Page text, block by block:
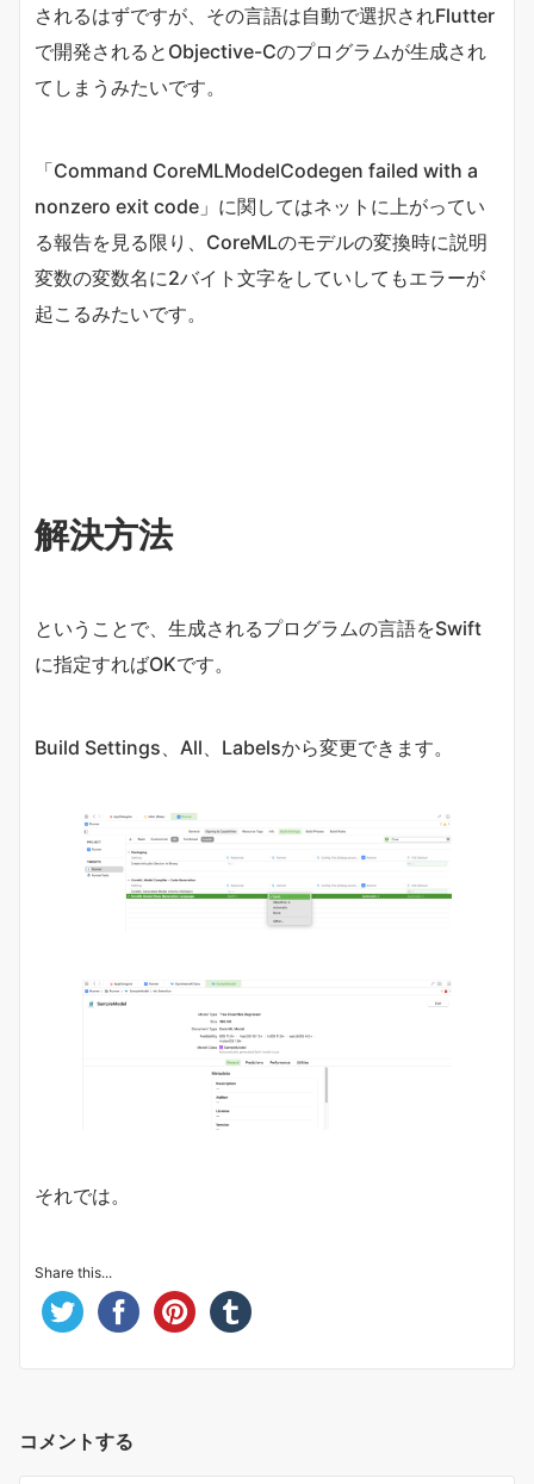
されるはずですが、その言語は自動で選択されFlutter
で開発されるとObjective-Cのプログラムが生成され
てしまうみたいです。
「Command CoreMLModelCodegen failed with a
nonzero exit code」に関してはネットに上がってい
る報告を見る限り、CoreMLのモデルの変換時に説明
変数の変数名に2バイト文字をしていしてもエラーが
起こるみたいです。
解決方法
ということで、生成されるプログラムの言語をSwift
に指定すればOKです。
Build Settings、All、Labelsから変更できます。
それでは。
Share this...
コメントする